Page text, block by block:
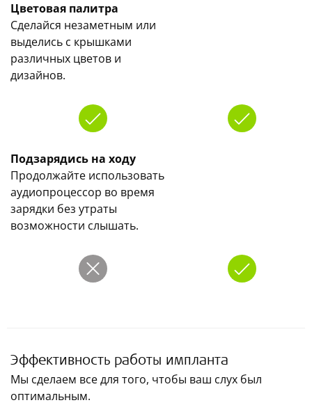
Цветовая палитра
Сделайся незаметным или
выделись с крышками
различных цветов и
дизайнов.
Подзарядись на ходу
Продолжайте использовать
аудиопроцессор во время
зарядки без утраты
возможности слышать.
Эффективность работы импланта
Мы сделаем все для того, чтобы ваш слух был
оптимальным.